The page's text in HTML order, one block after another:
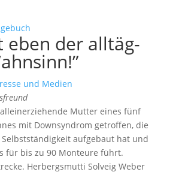
eben der alltäg­
und Medien
Mutter eines fünf
mit Downsyn­drom getroffen, die
aufge­baut hat und
für bis zu 90 Monteure führt.
Herbergs­mutti Solveig Weber